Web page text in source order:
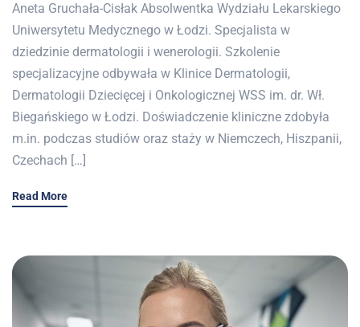
Aneta Gruchała-Cisłak Absolwentka Wydziału Lekarskiego
Uniwersytetu Medycznego w Łodzi. Specjalista w
dziedzinie dermatologii i wenerologii. Szkolenie
specjalizacyjne odbywała w Klinice Dermatologii,
Dermatologii Dziecięcej i Onkologicznej WSS im. dr. Wł.
Biegańskiego w Łodzi. Doświadczenie kliniczne zdobyła
m.in. podczas studiów oraz staży w Niemczech, Hiszpanii,
Czechach […]
Read More